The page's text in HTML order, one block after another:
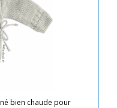
bien chaude pour